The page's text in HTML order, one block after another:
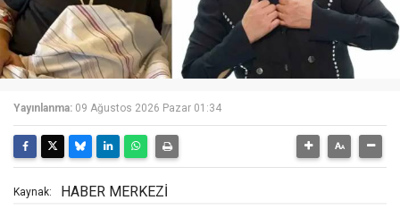
Yayınlanma: 09 Ağustos 2026 Pazar 01:34
Kaynak: HABER MERKEZİ